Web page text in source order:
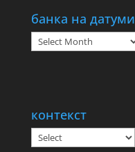
банка на датуми
банка
на
контекст